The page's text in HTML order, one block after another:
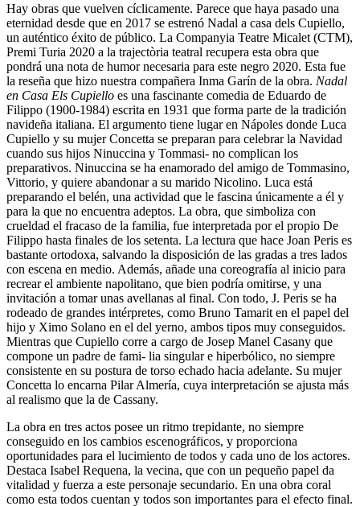
Hay obras que vuelven cíclicamente. Parece que haya pasado una
eternidad desde que en 2017 se estrenó Nadal a casa dels Cupiello,
un auténtico éxito de público. La Companyia Teatre Micalet (CTM),
Premi Turia 2020 a la trajectòria teatral recupera esta obra que
pondrá una nota de humor necesaria para este negro 2020. Esta fue
la reseña que hizo nuestra compañera Inma Garín de la obra. Nadal
en Casa Els Cupiello es una fascinante comedia de Eduardo de
Filippo (1900-1984) escrita en 1931 que forma parte de la tradición
navideña italiana. El argumento tiene lugar en Nápoles donde Luca
Cupiello y su mujer Concetta se preparan para celebrar la Navidad
cuando sus hijos Ninuccina y Tommasi- no complican los
preparativos. Ninuccina se ha enamorado del amigo de Tommasino,
Vittorio, y quiere abandonar a su marido Nicolino. Luca está
preparando el belén, una actividad que le fascina únicamente a él y
para la que no encuentra adeptos. La obra, que simboliza con
crueldad el fracaso de la familia, fue interpretada por el propio De
Filippo hasta finales de los setenta. La lectura que hace Joan Peris es
bastante ortodoxa, salvando la disposición de las gradas a tres lados
con escena en medio. Además, añade una coreografía al inicio para
recrear el ambiente napolitano, que bien podría omitirse, y una
invitación a tomar unas avellanas al final. Con todo, J. Peris se ha
rodeado de grandes intérpretes, como Bruno Tamarit en el papel del
hijo y Ximo Solano en el del yerno, ambos tipos muy conseguidos.
Mientras que Cupiello corre a cargo de Josep Manel Casany que
compone un padre de fami- lia singular e hiperbólico, no siempre
consistente en su postura de torso echado hacia adelante. Su mujer
Concetta lo encarna Pilar Almería, cuya interpretación se ajusta más
al realismo que la de Cassany.
La obra en tres actos posee un ritmo trepidante, no siempre
conseguido en los cambios escenográficos, y proporciona
oportunidades para el lucimiento de todos y cada uno de los actores.
Destaca Isabel Requena, la vecina, que con un pequeño papel da
vitalidad y fuerza a este personaje secundario. En una obra coral
como esta todos cuentan y todos son importantes para el efecto final.